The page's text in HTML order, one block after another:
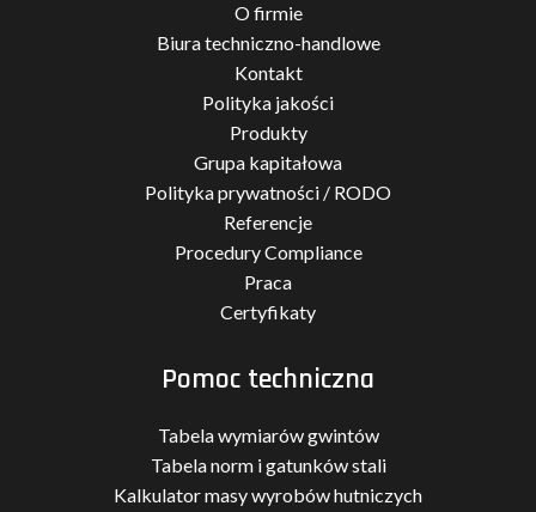
O firmie
Biura techniczno-handlowe
Kontakt
Polityka jakości
Produkty
Grupa kapitałowa
Polityka prywatności / RODO
Referencje
Procedury Compliance
Praca
Certyfikaty
Pomoc techniczna
Tabela wymiarów gwintów
Tabela norm i gatunków stali
Kalkulator masy wyrobów hutniczych